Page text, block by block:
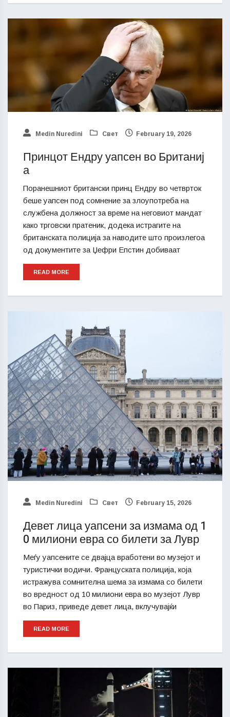
Medin Nuredini Свет February 19, 2026
Принцот Ендру уапсен во Британиј
а
Поранешниот британски принц Ендру во четврток
беше уапсен под сомнение за злоупотреба на
службена должност за време на неговиот мандат
како трговски пратеник, додека истрагите на
британската полиција за наводите што произлегоа
од документите за Џефри Епстин добиваат
READ MORE
Medin Nuredini Свет February 15, 2026
Девет лица уапсени за измама од 1
0 милиони евра со билети за Лувр
Меѓу уапсените се двајца вработени во музејот и
туристички водичи. Француската полиција, која
истражува сомнителна шема за измама со билети
во вредност од 10 милиони евра во музејот Лувр
во Париз, приведе девет лица, вклучувајќи
READ MORE